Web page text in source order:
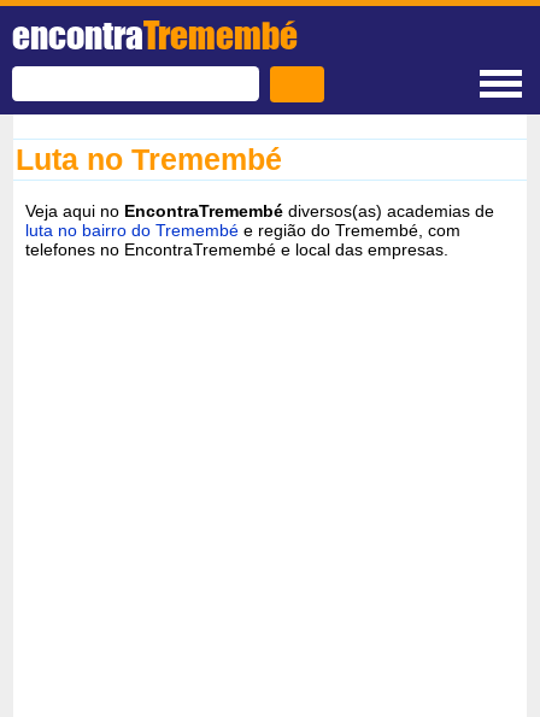
encontraTremembé
Luta no Tremembé
Veja aqui no EncontraTremembé diversos(as) academias de
luta no bairro do Tremembé e região do Tremembé, com
telefones no EncontraTremembé e local das empresas.